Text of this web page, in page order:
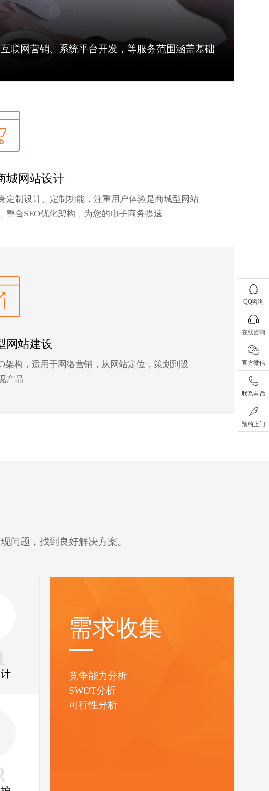
联网营销、系统平台开发，等服务范围涵盖基础
城网站设计
定制设计、定制功能，注重用户体验是商城型网站
整合SEO优化架构，为您的电子商务提速
网站建设
架构，适用于网络营销，从网站定位，策划到设
产品
问题，找到良好解决方案。
需求收集
竞争能力分析
SWOT分析
可行性分析
QQ咨询
在线咨询
官方微信
联系电话
预约上门